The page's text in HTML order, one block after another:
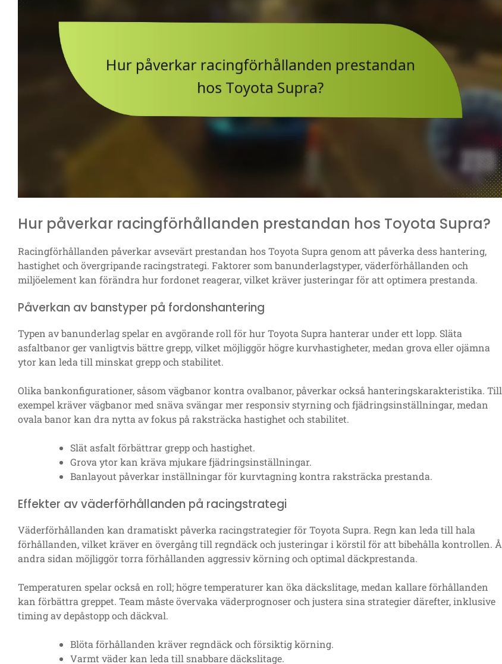
Hur påverkar racingförhållanden prestandan hos Toyota Supra?
Racingförhållanden påverkar avsevärt prestandan hos Toyota Supra genom att påverka dess hantering,
hastighet och övergripande racingstrategi. Faktorer som banunderlagstyper, väderförhållanden och
miljöelement kan förändra hur fordonet reagerar, vilket kräver justeringar för att optimera prestanda.
Påverkan av banstyper på fordonshantering
Typen av banunderlag spelar en avgörande roll för hur Toyota Supra hanterar under ett lopp. Släta
asfaltbanor ger vanligtvis bättre grepp, vilket möjliggör högre kurvhastigheter, medan grova eller ojämna
ytor kan leda till minskat grepp och stabilitet.
Olika bankonfigurationer, såsom vägbanor kontra ovalbanor, påverkar också hanteringskarakteristika. Till
exempel kräver vägbanor med snäva svängar mer responsiv styrning och fjädringsinställningar, medan
ovala banor kan dra nytta av fokus på raksträcka hastighet och stabilitet.
Slät asfalt förbättrar grepp och hastighet.
Grova ytor kan kräva mjukare fjädringsinställningar.
Banlayout påverkar inställningar för kurvtagning kontra raksträcka prestanda.
Effekter av väderförhållanden på racingstrategi
Väderförhållanden kan dramatiskt påverka racingstrategier för Toyota Supra. Regn kan leda till hala
förhållanden, vilket kräver en övergång till regndäck och justeringar i körstil för att bibehålla kontrollen. Å
andra sidan möjliggör torra förhållanden aggressiv körning och optimal däckprestanda.
Temperaturen spelar också en roll; högre temperaturer kan öka däckslitage, medan kallare förhållanden
kan förbättra greppet. Team måste övervaka väderprognoser och justera sina strategier därefter, inklusive
timing av depåstopp och däckval.
Blöta förhållanden kräver regndäck och försiktig körning.
Varmt väder kan leda till snabbare däckslitage.